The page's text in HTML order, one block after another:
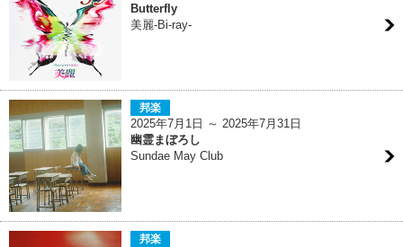
Butterfly
美麗-Bi-ray-
邦楽
2025年7月1日 ～ 2025年7月31日
幽霊まぼろし
Sundae May Club
邦楽